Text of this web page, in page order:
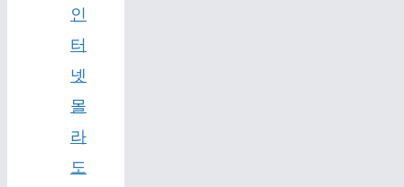
인
터
넷
몰
라
도